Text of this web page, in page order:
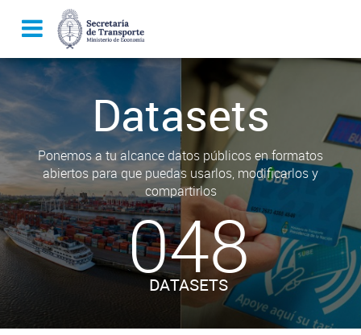
Datasets
Ponemos a tu alcance datos públicos en formatos
abiertos para que puedas usarlos, modificarlos y
compartirlos
048
DATASETS